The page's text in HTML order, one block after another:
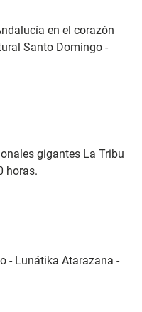
en el corazón
Santo Domingo -
gigantes La Tribu
horas.
- Lunátika Atarazana -